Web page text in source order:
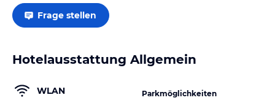
Frage stellen
Hotelausstattung Allgemein
WLAN
Parkmöglichkeiten